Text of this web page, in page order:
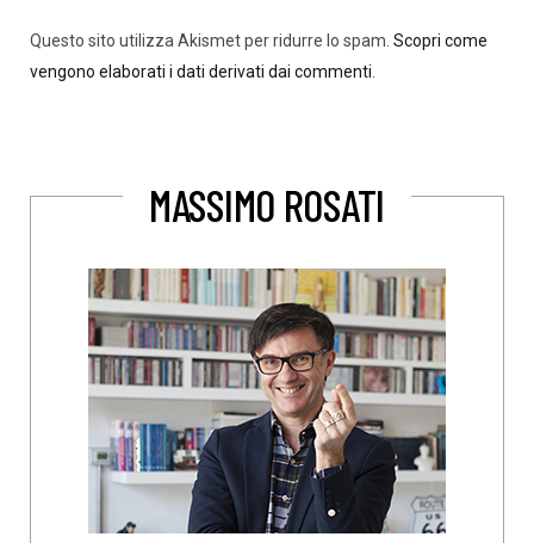
Questo sito utilizza Akismet per ridurre lo spam. Scopri come
vengono elaborati i dati derivati dai commenti
MASSIMO ROSATI